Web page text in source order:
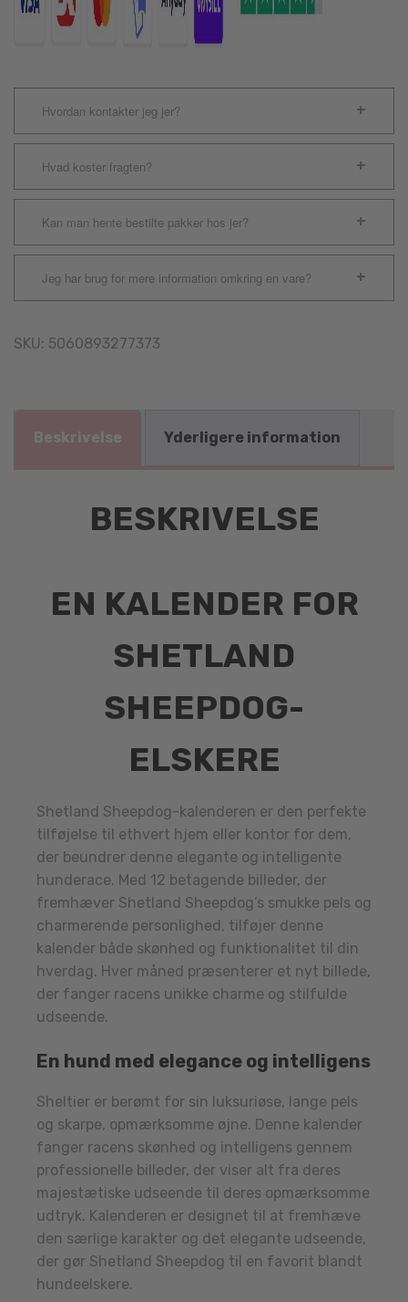
Hvordan kontakter jeg jer?
Hvad koster fragten?
Kan man hente bestilte pakker hos jer?
Jeg har brug for mere information omkring en vare?
SKU: 5060893277373
Beskrivelse Yderligere information
BESKRIVELSE
EN KALENDER FOR
SHETLAND
SHEEPDOG-
ELSKERE
Shetland Sheepdog-kalenderen er den perfekte
tilføjelse til ethvert hjem eller kontor for dem,
der beundrer denne elegante og intelligente
hunderace. Med 12 betagende billeder, der
fremhæver Shetland Sheepdog’s smukke pels og
charmerende personlighed, tilføjer denne
kalender både skønhed og funktionalitet til din
hverdag. Hver måned præsenterer et nyt billede,
der fanger racens unikke charme og stilfulde
udseende.
En hund med elegance og intelligens
Sheltier er berømt for sin luksuriøse, lange pels
og skarpe, opmærksomme øjne. Denne kalender
fanger racens skønhed og intelligens gennem
professionelle billeder, der viser alt fra deres
majestætiske udseende til deres opmærksomme
udtryk. Kalenderen er designet til at fremhæve
den særlige karakter og det elegante udseende,
der gør Shetland Sheepdog til en favorit blandt
hundeelskere.